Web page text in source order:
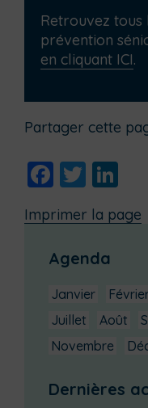
Retrouvez tous
prévention
en cliquant ICI.
Partager cette
Imprimer la page
Agenda
Janvier
Juillet
Août
Novembre
Dernières